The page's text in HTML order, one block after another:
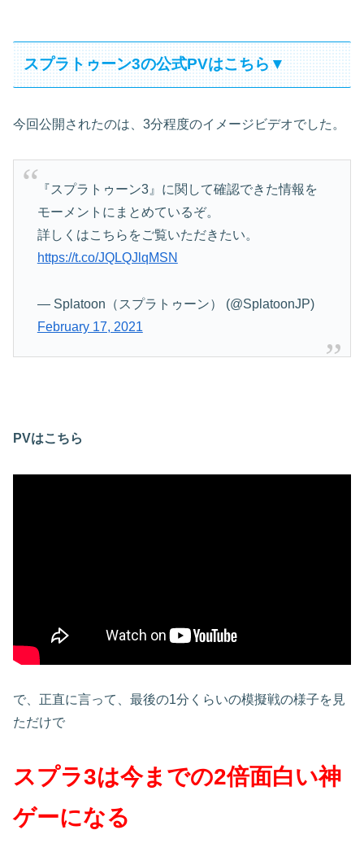
スプラトゥーン3の公式PVはこちら▼
今回公開されたのは、3分程度のイメージビデオでした。
『スプラトゥーン3』に関して確認できた情報を
モーメントにまとめているぞ。
詳しくはこちらをご覧いただきたい。
https://t.co/JQLQJlqMSN
— Splatoon（スプラトゥーン） (@SplatoonJP)
February 17, 2021
PVはこちら
で、正直に言って、最後の1分くらいの模擬戦の様子を見
ただけで
スプラ3は今までの2倍面白い神
ゲーになる